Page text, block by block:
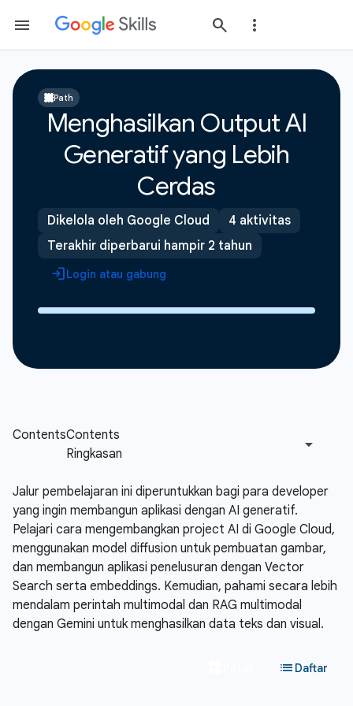
Path
Menghasilkan Output AI
Generatif yang Lebih
Cerdas
Dikelola oleh Google Cloud
4 aktivitas
Terakhir diperbarui hampir 2 tahun
Login atau gabung
Jalur pembelajaran ini diperuntukkan bagi para developer
yang ingin membangun aplikasi dengan AI generatif.
Pelajari cara mengembangkan project AI di Google Cloud,
menggunakan model diffusion untuk pembuatan gambar,
dan membangun aplikasi penelusuran dengan Vector
Search serta embeddings. Kemudian, pahami secara lebih
mendalam perintah multimodal dan RAG multimodal
dengan Gemini untuk menghasilkan data teks dan visual.